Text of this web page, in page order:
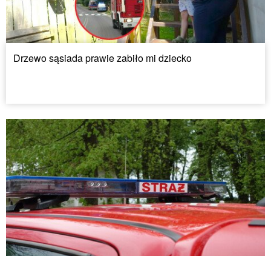
Drzewo sąsiada prawie zabiło mi dziecko